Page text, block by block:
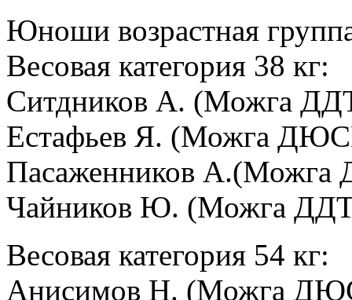
Юноши возрастная
Весовая категория 38 кг:
Ситдников А. (Можга
Естафьев Я. (Можга
Пасаженников А.(Можга
Чайников Ю. (Можга
Весовая категория 54 кг:
Анисимов Н. (Можга